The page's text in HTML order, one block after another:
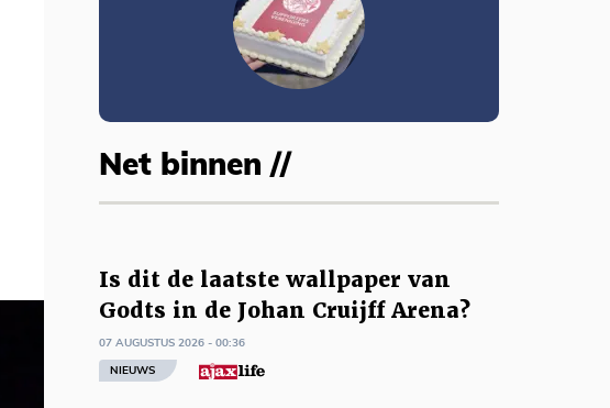
Net binnen //
Is dit de laatste wallpaper van
Godts in de Johan Cruijff Arena?
07 AUGUSTUS 2026 - 00:36
NIEUWS